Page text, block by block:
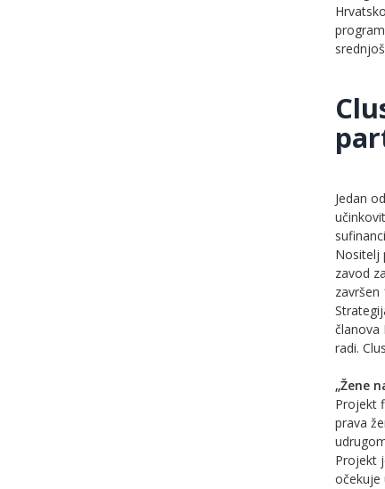
Jedan
Nositelj
zavod
završen
članova
radi.
„Žene
Projekt
prava
Projekt
očekuje